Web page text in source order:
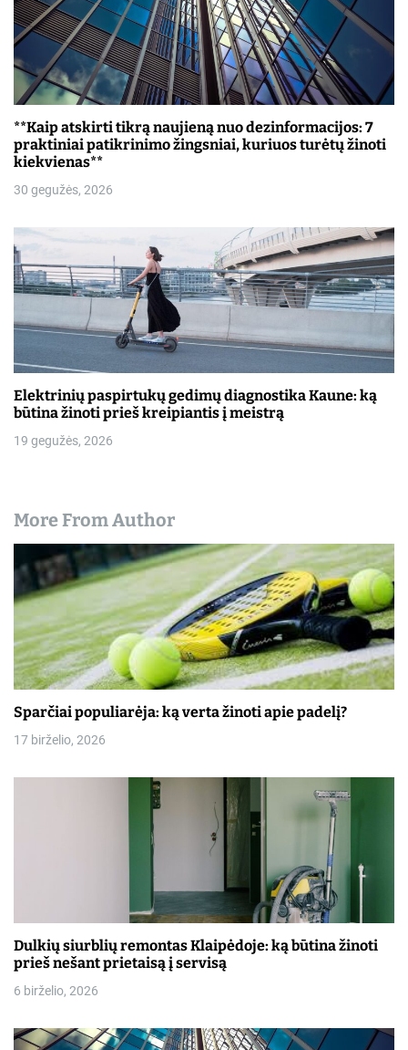
**Kaip atskirti tikrą naujieną nuo dezinformacijos: 7
praktiniai patikrinimo žingsniai, kuriuos turėtų žinoti
kiekvienas**
30 gegužės, 2026
Elektrinių paspirtukų gedimų diagnostika Kaune: ką
būtina žinoti prieš kreipiantis į meistrą
19 gegužės, 2026
More From Author
Sparčiai populiarėja: ką verta žinoti apie padelį?
17 birželio, 2026
Dulkių siurblių remontas Klaipėdoje: ką būtina žinoti
prieš nešant prietaisą į servisą
6 birželio, 2026